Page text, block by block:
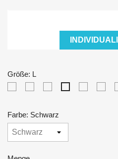
Größe: L
Farbe: Schwarz